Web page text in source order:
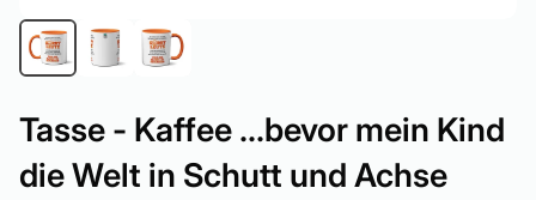
Tasse - Kaffee ...bevor mein Kind
die Welt in Schutt und Achse